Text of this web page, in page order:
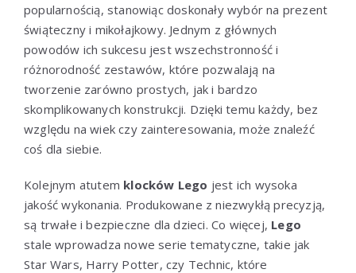
popularnością, stanowiąc doskonały wybór na prezent
świąteczny i mikołajkowy. Jednym z głównych
powodów ich sukcesu jest wszechstronność i
różnorodność zestawów, które pozwalają na
tworzenie zarówno prostych, jak i bardzo
skomplikowanych konstrukcji. Dzięki temu każdy, bez
względu na wiek czy zainteresowania, może znaleźć
coś dla siebie.
Kolejnym atutem klocków Lego jest ich wysoka
jakość wykonania. Produkowane z niezwykłą precyzją,
są trwałe i bezpieczne dla dzieci. Co więcej, Lego
stale wprowadza nowe serie tematyczne, takie jak
Star Wars, Harry Potter, czy Technic, które